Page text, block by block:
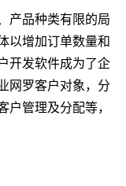
产品种类有限的局
以增加订单数量和
开发软件成为了企
网罗客户对象，分
管理及分配等，